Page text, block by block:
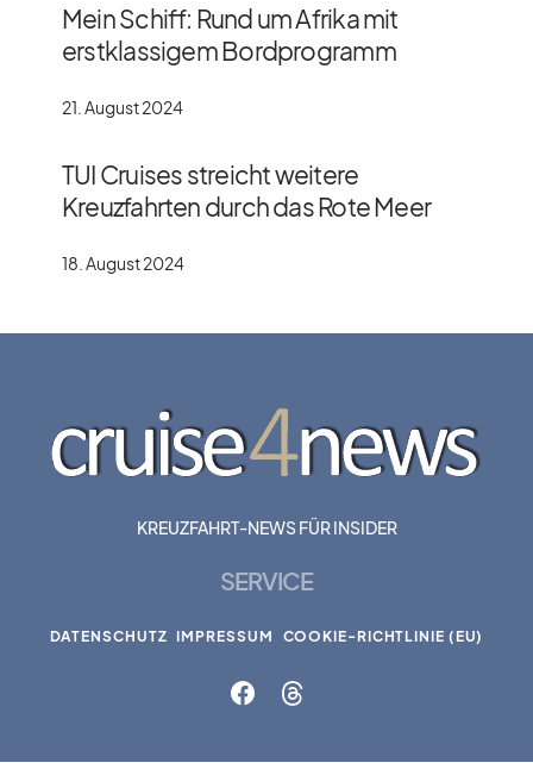
Mein Schiff: Rund um Afrika mit
erstklassigem Bordprogramm
21. August 2024
TUI Cruises streicht weitere
Kreuzfahrten durch das Rote Meer
18. August 2024
KREUZFAHRT-NEWS FÜR INSIDER
SERVICE
DATENSCHUTZ IMPRESSUM COOKIE-RICHTLINIE (EU)